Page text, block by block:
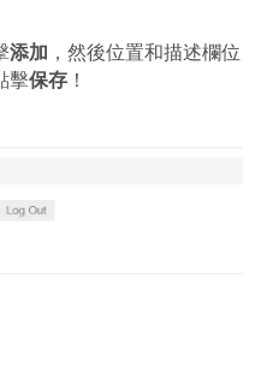
添加 ，然後位置和描述欄位
擊保存 ！